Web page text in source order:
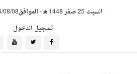
السبت 25 صفر 1448 هـ -الموافق2026/08/08م
تسجيل الدخول